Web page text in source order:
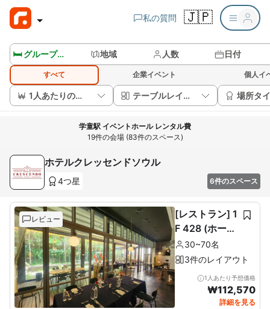
私の質問 🇯🇵
🛏️ グループルームを見る 地域 人数 日付
すべて 企業イベント 個人イ
1人あたりの価格 テーブルレイアウト 場所タ
学童駅 イベントホール レンタル費
19件の会場 (83件のスペース)
ホテルクレッセンドソウル
4つ星 6件のスペース
レビュー
[レストラン] 1
F 428 (ホール
60席+ルーム1
0席)
30~70名
3件のレイアウト
1人あたり予想価格
₩112,570
詳細を見る